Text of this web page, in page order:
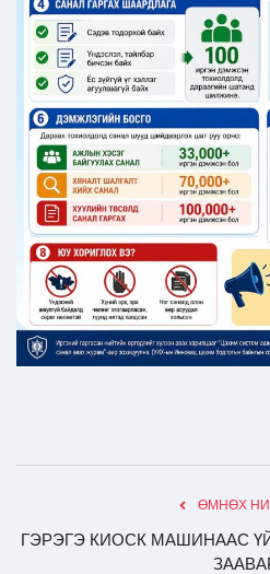
ӨМНӨХ
ГЭРЭГЭ КИОСК МАШИНААС